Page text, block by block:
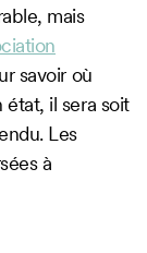
mais
savoir où
il sera soit
Les
à